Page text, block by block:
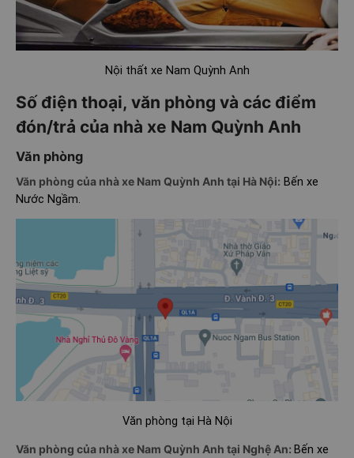
Nội thất xe Nam Quỳnh Anh
Số điện thoại, văn phòng và các điểm
đón/trả của nhà xe Nam Quỳnh Anh
Văn phòng
Văn phòng của nhà xe Nam Quỳnh Anh tại Hà Nội: Bến xe
Nước Ngầm.
Văn phòng tại Hà Nội
Văn phòng của nhà xe Nam Quỳnh Anh tại Nghệ An: Bến xe